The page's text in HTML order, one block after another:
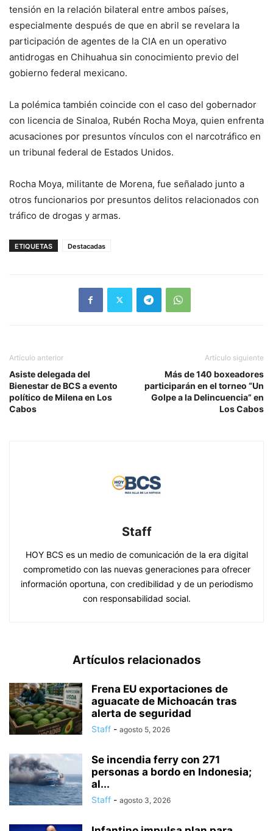
tensión en la relación bilateral entre ambos países,
especialmente después de que en abril se revelara la
participación de agentes de la CIA en un operativo
antidrogas en Chihuahua sin conocimiento previo del
gobierno federal mexicano.
La polémica también coincide con el caso del gobernador
con licencia de Sinaloa, Rubén Rocha Moya, quien enfrenta
acusaciones por presuntos vínculos con el narcotráfico en
un tribunal federal de Estados Unidos.
Rocha Moya, militante de Morena, fue señalado junto a
otros funcionarios por presuntos delitos relacionados con
tráfico de drogas y armas.
ETIQUETAS Destacadas
Artículo anterior
Asiste delegada del
Bienestar de BCS a evento
político de Milena en Los
Cabos
Artículo siguiente
Más de 140 boxeadores
participarán en el torneo “Un
Golpe a la Delincuencia” en
Los Cabos
Staff
HOY BCS es un medio de comunicación de la era digital
comprometido con las nuevas generaciones para ofrecer
información oportuna, con credibilidad y de un periodismo
con responsabilidad social.
Artículos relacionados
Frena EU exportaciones de
aguacate de Michoacán tras
alerta de seguridad
Staff - agosto 5, 2026
Se incendia ferry con 271
personas a bordo en Indonesia;
al...
Staff - agosto 3, 2026